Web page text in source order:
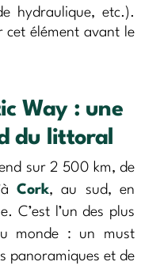
hydraulique, etc.).
cet élément avant le
Way : une
du littoral
sur 2 500 km, de
Cork, au sud, en
C’est l’un des plus
monde : un must
panoramiques et de